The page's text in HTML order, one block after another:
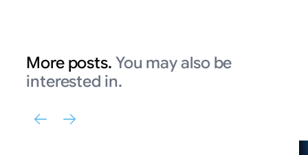
More posts. You may also be
interested in.